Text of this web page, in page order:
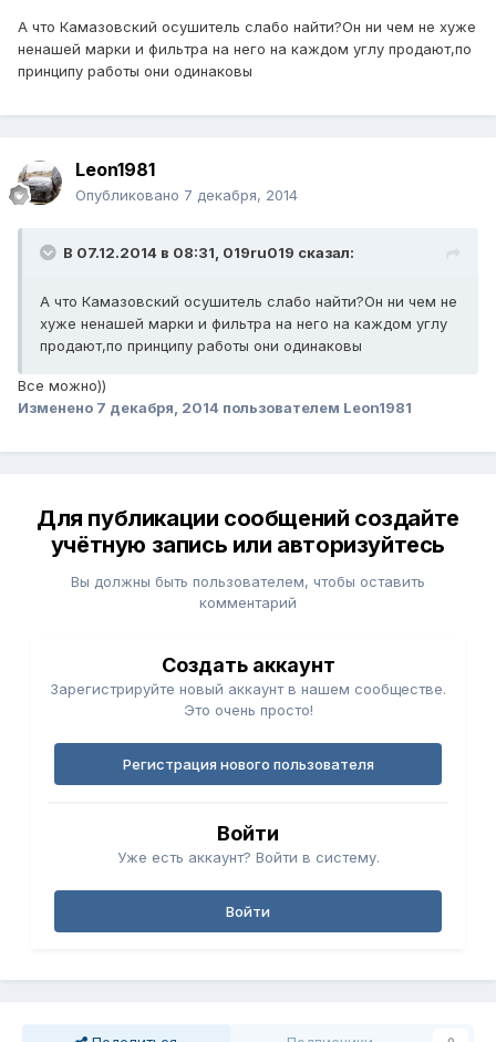
А что Камазовский осушитель слабо найти?Он ни чем не хуже
ненашей марки и фильтра на него на каждом углу продают,по
принципу работы они одинаковы
Leon1981
Опубликовано 7 декабря, 2014
В 07.12.2014 в 08:31, 019ru019 сказал:
А что Камазовский осушитель слабо найти?Он ни чем не
хуже ненашей марки и фильтра на него на каждом углу
продают,по принципу работы они одинаковы
Все можно))
Изменено 7 декабря, 2014 пользователем Leon1981
Для публикации сообщений создайте
учётную запись или авторизуйтесь
Вы должны быть пользователем, чтобы оставить
комментарий
Создать аккаунт
Зарегистрируйте новый аккаунт в нашем сообществе.
Это очень просто!
Регистрация нового пользователя
Войти
Уже есть аккаунт? Войти в систему.
Войти